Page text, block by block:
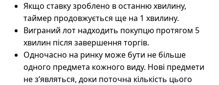
Якщо ставку зроблено в останню хвилину,
таймер продовжується ще на 1 хвилину.
Виграний лот надходить покупцю протягом 5
хвилин після завершення торгів.
Одночасно на ринку може бути не більше
одного предмета кожного виду. Нові предмети
не з’являться, доки поточна кількість цього